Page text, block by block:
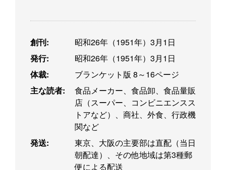
創刊:
昭和26年（1951年）3月1日
発行:
昭和26年（1951年）3月1日
体裁:
ブランケット版 8～16ページ
主な読者:
食品メーカー、食品卸、食品量販
店（スーパー、コンビニエンスス
トアなど）、商社、外食、行政機
関など
発送:
東京、大阪の主要部は直配（当日
朝配達）、その他地域は第3種郵
便による配送